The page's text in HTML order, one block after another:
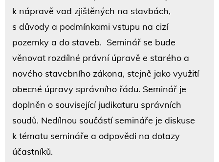
k nápravě vad zjištěných na stavbách,
s důvody a podmínkami vstupu na cizí
pozemky a do staveb. Seminář se bude
věnovat rozdílné právní úpravě e starého a
nového stavebního zákona, stejně jako využití
obecné úpravy správního řádu. Seminář je
doplněn o související judikaturu správních
soudů. Nedílnou součástí semináře je diskuse
k tématu semináře a odpovědi na dotazy
účastníků.